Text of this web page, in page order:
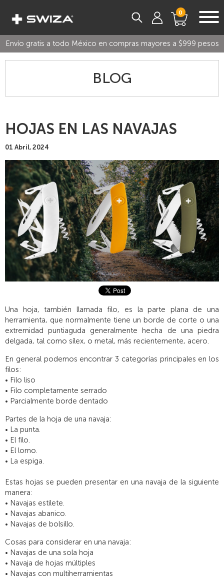
0
Envío gratis a todo México en compras mayores a $999 pesos
BLOG
HOJAS EN LAS NAVAJAS
01 Abril, 2024
Una hoja, también llamada filo, es la parte plana de una
herramienta, que normalmente tiene un borde de corte o una
extremidad puntiaguda generalmente hecha de una piedra
delgada, tal como sílex, o metal, más recientemente, acero.
En general podemos encontrar 3 categorías principales en los
filos:
• Filo liso
• Filo completamente serrado
• Parcialmente borde dentado
Partes de la hoja de una navaja:
• La punta.
• El filo.
• El lomo.
• La espiga.
Estas hojas se pueden presentar en una navaja de la siguiente
manera:
• Navajas estilete.
• Navajas abanico.
• Navajas de bolsillo.
Cosas para considerar en una navaja:
• Navajas de una sola hoja
• Navaja de hojas múltiples
• Navajas con multiherramientas